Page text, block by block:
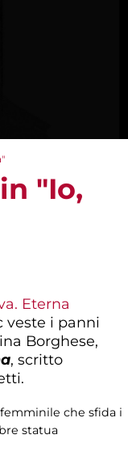
"Io,
Eterna
veste i panni
Borghese,
, scritto
che sfida i
statua